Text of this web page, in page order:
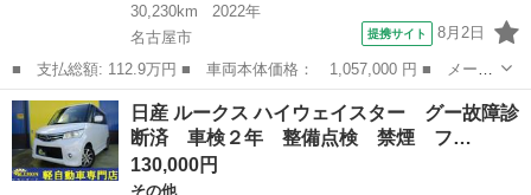
30,230km
2022年
名古屋市
提携サイト 8月2日
■ 支払総額: 112.9万円 ■ 車両本体価格： 1,057,000 円 ■ メーカ
ー名： 日産 ■ 車種名： デイズ ■ グレード名： Ｘ 純正ナ
ビ バックカメラ 衝突被害軽減システム 禁煙車 ドラレコ コー
ナーセンサ...
愛知 名古屋市 デイズ
日産 ルークス ハイウェイスター グー故障診
断済 車検２年 整備点検 禁煙 フ…
130,000円
その他